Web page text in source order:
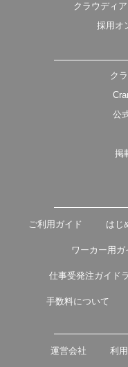
クラウディ
採用オ
ク
公
掲
ご利用ガイド はじ
ワーカー用ガ
仕事受発注ガイド
手数料について
運営会社 利